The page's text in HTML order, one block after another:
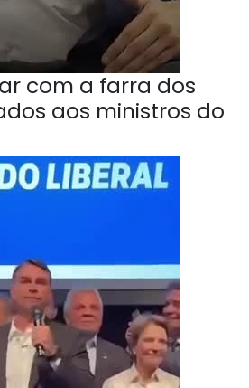
com a farra dos
aos ministros do